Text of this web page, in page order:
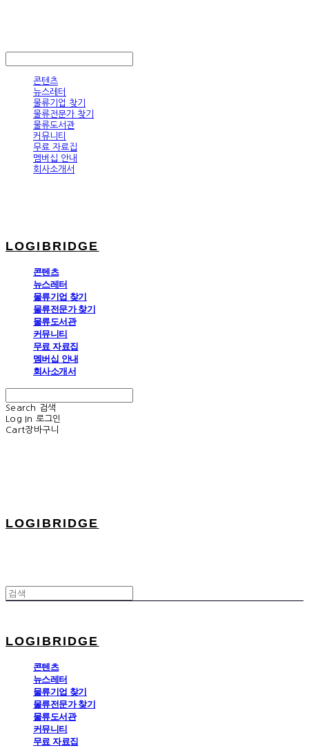
콘텐츠
뉴스레터
물류기업 찾기
물류전문가 찾기
물류도서관
커뮤니티
무료 자료집
멤버십 안내
회사소개서
LOGIBRIDGE
콘텐츠
뉴스레터
물류기업 찾기
물류전문가 찾기
물류도서관
커뮤니티
무료 자료집
멤버십 안내
회사소개서
Search
검색
Log In 로그인
Cart장바구니
LOGIBRIDGE
LOGIBRIDGE
콘텐츠
뉴스레터
물류기업 찾기
물류전문가 찾기
물류도서관
커뮤니티
무료 자료집